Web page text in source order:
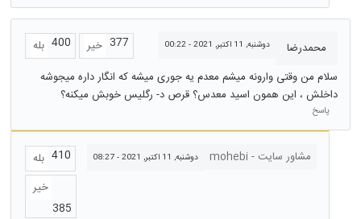
محمدرضا دوشنبه, 11 اکتبر, 2021 - 00:22 بله 400 خیر 377
سلام من وقتی وارونه میشم معدم یه جوری میشه که انگار داره میجوشه
داخلش ، این همون اسید معدس؟ قرص د- رگلیس خوبش میکنه؟
پاسخ
مشاور سایت - mohebi دوشنبه, 11 اکتبر, 2021 - 08:27 بله 410
خیر
385